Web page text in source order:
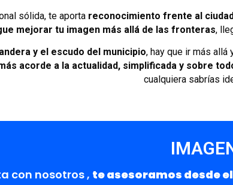
sólida, te aporta reconocimiento frente al
mejorar tu imagen más allá de las fronteras,
y el escudo del municipio, hay que ir más
acorde a la actualidad, simplificada y sobre
cualquiera sabrías
con nosotros , te asesoramos desde